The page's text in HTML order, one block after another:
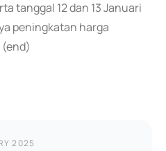
tanggal 12 dan 13 Januari
peningkatan harga
2025